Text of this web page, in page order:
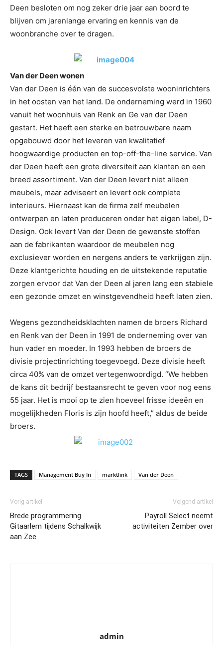
Deen besloten om nog zeker drie jaar aan boord te
blijven om jarenlange ervaring en kennis van de
woonbranche over te dragen.
Van der Deen wonen
Van der Deen is één van de succesvolste wooninrichters
in het oosten van het land. De onderneming werd in 1960
vanuit het woonhuis van Renk en Ge van der Deen
gestart. Het heeft een sterke en betrouwbare naam
opgebouwd door het leveren van kwalitatief
hoogwaardige producten en top-off-the-line service. Van
der Deen heeft een grote diversiteit aan klanten en een
breed assortiment. Van der Deen levert niet alleen
meubels, maar adviseert en levert ook complete
interieurs. Hiernaast kan de firma zelf meubelen
ontwerpen en laten produceren onder het eigen label, D-
Design. Ook levert Van der Deen de gewenste stoffen
aan de fabrikanten waardoor de meubelen nog
exclusiever worden en nergens anders te verkrijgen zijn.
Deze klantgerichte houding en de uitstekende reputatie
zorgen ervoor dat Van der Deen al jaren lang een stabiele
een gezonde omzet en winstgevendheid heeft laten zien.
Wegens gezondheidsklachten namen de broers Richard
en Renk van der Deen in 1991 de onderneming over van
hun vader en moeder. In 1993 hebben de broers de
divisie projectinrichting toegevoegd. Deze divisie heeft
circa 40% van de omzet vertegenwoordigd. “We hebben
de kans dit bedrijf bestaansrecht te geven voor nog eens
55 jaar. Het is mooi op te zien hoeveel frisse ideeën en
mogelijkheden Floris is zijn hoofd heeft,” aldus de beide
broers.
TAGS Management Buy In marktlink Van der Deen
Vorig artikel
Brede programmering
Gitaarlem tijdens Schalkwijk
aan Zee
Volgend artikel
Payroll Select neemt
activiteiten Zember over
admin